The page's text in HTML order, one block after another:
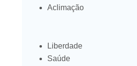
Aclimação
Liberdade
Saúde